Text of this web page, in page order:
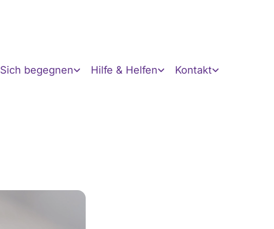
Sich begegnen Hilfe & Helfen Kontakt